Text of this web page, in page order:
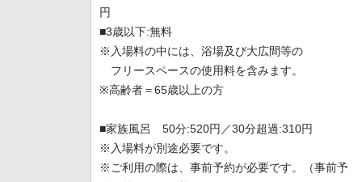
円
■3歳以下:無料
※入場料の中には、浴場及び大広間等の
フリースペースの使用料を含みます。
※高齢者＝65歳以上の方
■家族風呂 50分:520円／30分超過:310円
※入場料が別途必要です。
※ご利用の際は、事前予約が必要です。（事前予